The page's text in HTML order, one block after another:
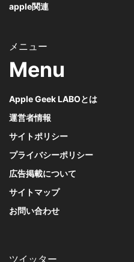
apple関連
Menu
Apple Geek LABOとは
運営者情報
サイトポリシー
プライバシーポリシー
広告掲載について
サイトマップ
お問い合わせ